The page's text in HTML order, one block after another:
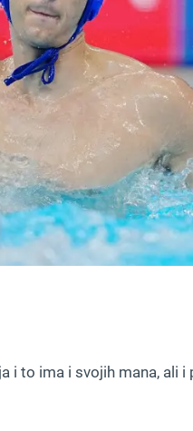
i to ima i svojih mana, ali i